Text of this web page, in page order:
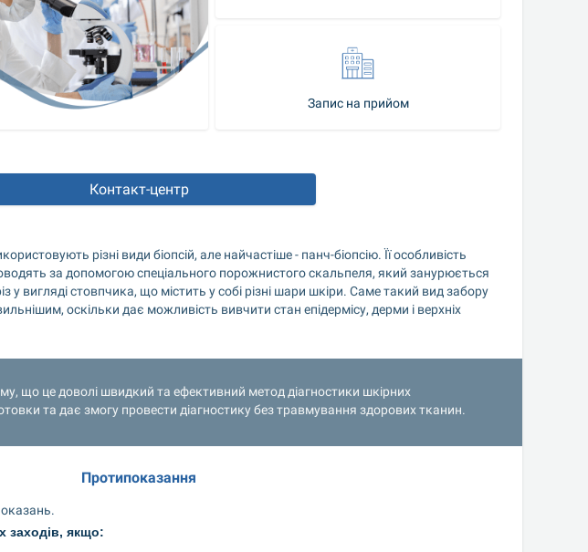
Запис на прийом
Контакт-центр
різні види біопсій, але найчастіше - панч-біопсію. Її особливість
за допомогою спеціального порожнистого скальпеля, який занурюється
у вигляді стовпчика, що містить у собі різні шари шкіри. Саме такий вид забору
оскільки дає можливість вивчити стан епідермісу, дерми і верхніх
що це доволі швидкий та ефективний метод діагностики шкірних
та дає змогу провести діагностику без травмування здорових тканин.
Протипоказання
заходів, якщо: